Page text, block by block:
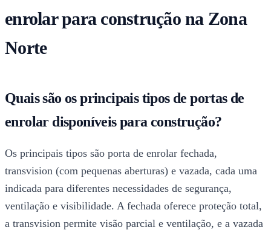
enrolar para construção na Zona
Norte
Quais são os principais tipos de portas de
enrolar disponíveis para construção?
Os principais tipos são porta de enrolar fechada,
transvision (com pequenas aberturas) e vazada, cada uma
indicada para diferentes necessidades de segurança,
ventilação e visibilidade. A fechada oferece proteção total,
a transvision permite visão parcial e ventilação, e a vazada